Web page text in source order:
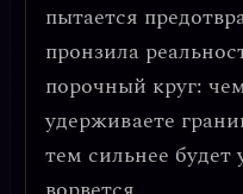
пытается
пронзила
порочный круг:
удерживаете
тем сильнее будет